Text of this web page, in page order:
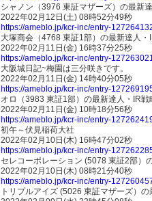
シャノン（3976 東証マザーズ）の最新
2022年02月12日(土) 08時52分49秒
https://ameblo.jp/kcr-inc/entry-
大塚商会（4768 東証1部）の最新達人・
2022年02月11日(金) 16時37分25秒
https://ameblo.jp/kcr-inc/entry-
大阪城日記~梅園は三分咲きです。
2022年02月11日(金) 14時40分05秒
https://ameblo.jp/kcr-inc/entry-
オロ（3983 東証1部）の最新達人・IR戦
2022年02月11日(金) 10時18分56秒
https://ameblo.jp/kcr-inc/entry-
初午～伏見稲荷大社
2022年02月10日(木) 16時47分02秒
https://ameblo.jp/kcr-inc/entry-
セレコーポレーション (5078 東証2部）
2022年02月10日(木) 08時21分40秒
https://ameblo.jp/kcr-inc/entry-
トリプルアイズ (5026 東証マザーズ）の